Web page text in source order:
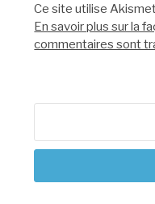
Ce site utilise
En savoir plus sur la
commentaires sont